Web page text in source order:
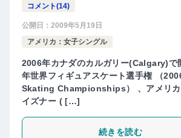
コメント(14)
公開日： 2009年5月19日
アメリカ：女子シングル
2006年カナダのカルガリー(Calgary)で
年世界フィギュアスケート選手権 （
Skating Championships） 、アメリカ
イズナー ( […]
続きを読む